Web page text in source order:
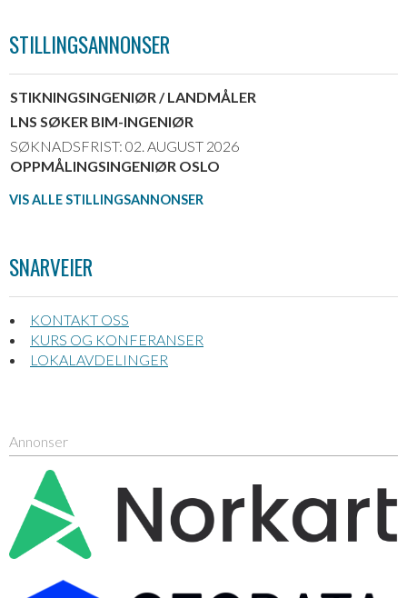
STILLINGSANNONSER
STIKNINGSINGENIØR / LANDMÅLER
LNS SØKER BIM-INGENIØR
SØKNADSFRIST: 02. AUGUST 2026
OPPMÅLINGSINGENIØR OSLO
VIS ALLE STILLINGSANNONSER
SNARVEIER
KONTAKT OSS
KURS OG KONFERANSER
LOKALAVDELINGER
Annonser